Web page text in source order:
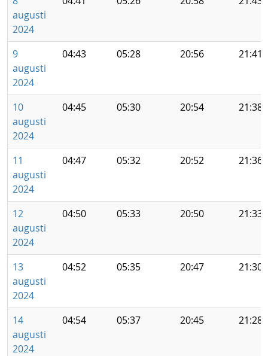
augusti
2024
9
augusti
2024
04:43 05:28 20:56 21:41
10
augusti
2024
04:45 05:30 20:54 21:38
11
augusti
2024
04:47 05:32 20:52 21:36
12
augusti
2024
04:50 05:33 20:50 21:33
13
augusti
2024
04:52 05:35 20:47 21:30
14
augusti
2024
04:54 05:37 20:45 21:28